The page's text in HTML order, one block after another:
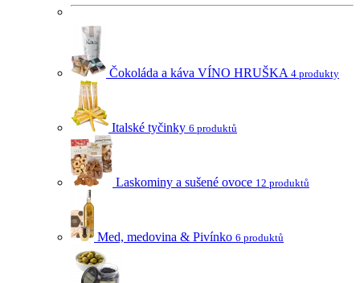
Čokoláda a káva VÍNO HRUŠKA 4 produkty
Italské tyčinky 6 produktů
Laskominy a sušené ovoce 12 produktů
Med, medovina & Pivínko 6 produktů